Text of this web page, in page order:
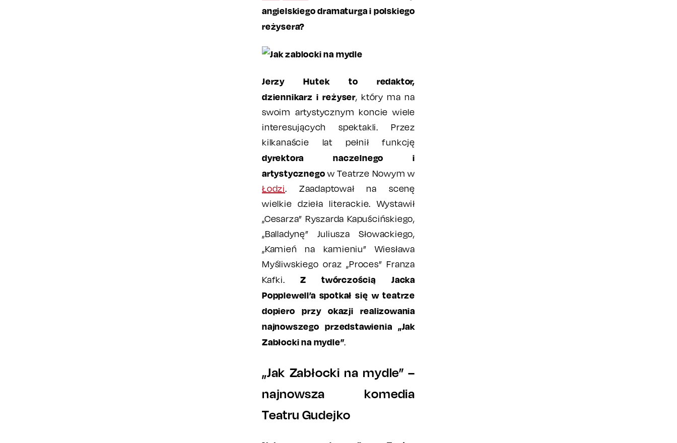
angielskiego dramaturga i polskiego
reżysera?
Jerzy Hutek to redaktor,
dziennikarz i reżyser, który ma na
swoim artystycznym koncie wiele
interesujących spektakli. Przez
kilkanaście lat pełnił funkcję
dyrektora naczelnego i
artystycznegow Teatrze Nowym w
Łodzi. Zaadaptował na scenę
wielkie dzieła literackie. Wystawił
„Cesarza” Ryszarda Kapuścińskiego,
„Balladynę” Juliusza Słowackiego,
„Kamień na kamieniu” Wiesława
Myśliwskiego oraz „Proces” Franza
Kafki. Z twórczością Jacka
Popplewell’a spotkał się w teatrze
dopiero przy okazji realizowania
najnowszego przedstawienia „Jak
Zabłocki na mydle”.
„Jak Zabłocki na mydle” –
najnowsza komedia
Teatru Gudejko